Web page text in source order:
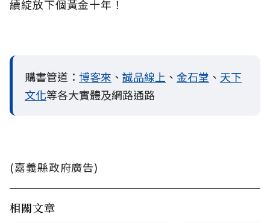
續綻放下個黃金十年！
購書管道： 博客來 、 誠品線上 、 金石堂 、 天下
文化等各大實體及網路通路
(嘉義縣政府廣告)
相關文章